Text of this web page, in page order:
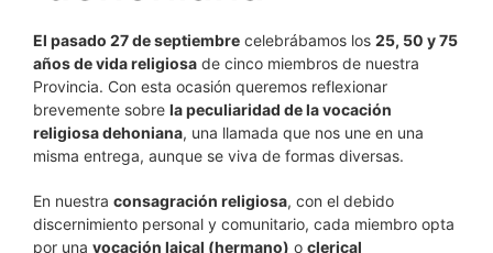
El pasado 27 de septiembre celebrábamos los 25, 50 y 75
años de vida religiosa de cinco miembros de nuestra
Provincia. Con esta ocasión queremos reflexionar
brevemente sobre la peculiaridad de la vocación
religiosa dehoniana, una llamada que nos une en una
misma entrega, aunque se viva de formas diversas.
En nuestra consagración religiosa, con el debido
discernimiento personal y comunitario, cada miembro opta
por una vocación laical (hermano) o clerical